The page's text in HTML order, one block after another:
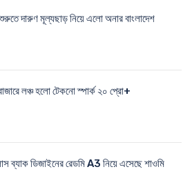
দারুণ মূল্যছাড় নিয়ে এলো অনার বাংলাদেশ
লঞ্চ হলো টেকনো স্পার্ক ২০ প্রো+
ব্যাক ডিজাইনের রেডমি A3 নিয়ে এসেছে শাওমি